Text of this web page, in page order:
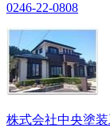
0246-22-0808
株式会社中央塗